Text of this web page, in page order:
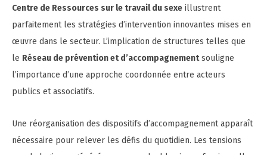
Centre de Ressources sur le travail du sexe illustrent
parfaitement les stratégies d’intervention innovantes mises en
œuvre dans le secteur. L’implication de structures telles que
le Réseau de prévention et d’accompagnementsouligne
l’importance d’une approche coordonnée entre acteurs
publics et associatifs.
Une réorganisation des dispositifs d’accompagnement apparaît
nécessaire pour relever les défis du quotidien. Les tensions